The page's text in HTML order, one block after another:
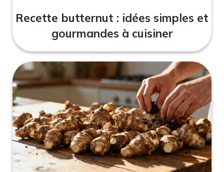
Recette butternut : idées simples et
gourmandes à cuisiner